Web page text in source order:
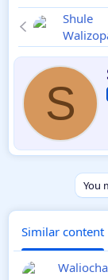
Shule
form
Mikoa
cha
S
i
You
Similar content